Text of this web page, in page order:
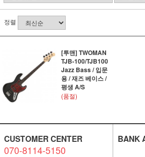
정렬
[투맨] TWOMAN
TJB-100/TJB100
Jazz Bass / 입문
용 / 재즈 베이스 /
평생 A/S
(품절)
CUSTOMER CENTER
070-8114-5150
BANK